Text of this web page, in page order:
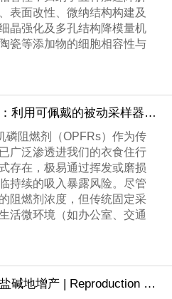
表面改性、微纳结构构建及
晶强化及多孔结构降模量机
瓷等添加物的细胞相容性与
南开大学姚义鸣教授团队：利用可佩戴的被动采样器追踪个人空气暴露，评估有机磷阻燃剂对人体内分泌及氧化损伤的影响
磷阻燃剂（OPFRs）作为传
广泛渗透进我们的衣食住行
存在，极易通过挥发或磨损
持续的吸入暴露风险。尽管
阻燃剂浓度，但传统固定采
活微环境（如办公室、交通
耐盐碱小麦新性状，助力盐碱地增产 | Reproduction and Breeding封面文章